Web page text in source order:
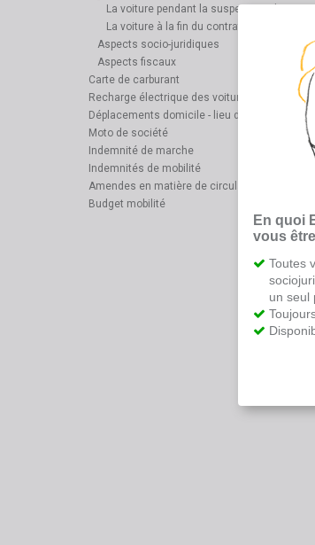
La voiture pendant la suspension du
La voiture à la fin du contrat de travail
Aspects socio-juridiques
Aspects fiscaux
Carte de carburant
Recharge électrique des voitures
Déplacements domicile - lieu de travail en vélo
Moto de société
Indemnité de marche
Indemnités de mobilité
Amendes en matière de circulation
Budget mobilité
En quoi
vous
Toutes
un seul